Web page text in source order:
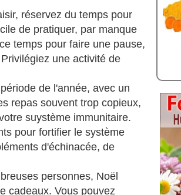
réservez du temps pour
de pratiquer, par manque
temps pour faire une pause,
une activité de
de l'année, avec un
repas souvent trop copieux,
suystème immunitaire.
pour fortifier le système
d'échinacée, de
personnes, Noël
cadeaux. Vous pouvez